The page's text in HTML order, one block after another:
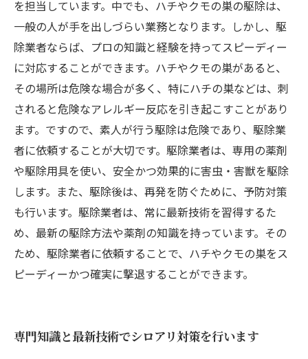
を担当しています。中でも、ハチやクモの巣の駆除は、
一般の人が手を出しづらい業務となります。しかし、駆
除業者ならば、プロの知識と経験を持ってスピーディー
に対応することができます。ハチやクモの巣があると、
その場所は危険な場合が多く、特にハチの巣などは、刺
されると危険なアレルギー反応を引き起こすことがあり
ます。ですので、素人が行う駆除は危険であり、駆除業
者に依頼することが大切です。駆除業者は、専用の薬剤
や駆除用具を使い、安全かつ効果的に害虫・害獣を駆除
します。また、駆除後は、再発を防ぐために、予防対策
も行います。駆除業者は、常に最新技術を習得するた
め、最新の駆除方法や薬剤の知識を持っています。その
ため、駆除業者に依頼することで、ハチやクモの巣をス
ピーディーかつ確実に撃退することができます。
専門知識と最新技術でシロアリ対策を行います